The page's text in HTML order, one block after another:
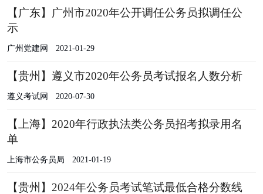
【广东】广州市2020年公开调任公务员拟调任公
示
广州党建网 2021-01-29
【贵州】遵义市2020年公务员考试报名人数分析
遵义考试网 2020-07-30
【上海】2020年行政执法类公务员招考拟录用名
单
上海市公务员局 2021-01-19
【贵州】2024年公务员考试笔试最低合格分数线